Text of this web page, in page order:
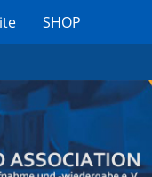
SHOP